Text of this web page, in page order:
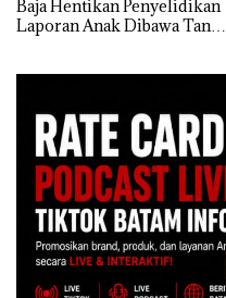
Baja Hentikan Penyelidikan
Laporan Anak Dibawa Tanpa